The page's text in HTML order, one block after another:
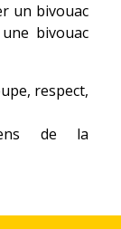
un bivouac
bivouac
respect,
de la